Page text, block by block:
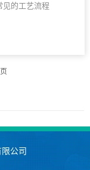
见的工艺流程
公司